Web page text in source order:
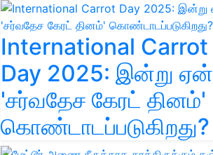
International Carrot
Day 2025: இன்று ஏன்
'சர்வதேச கேரட் தினம்'
கொண்டாடப்படுகிறது?